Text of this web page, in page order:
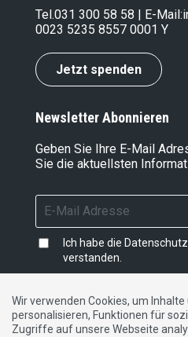
Tel.031 300 58 58 | E-Mail:
0023 5235 8557 0001 Y
Jetzt spenden
Newsletter Abonnieren
Geben Sie Ihre E-Mail
Sie die aktuellsten
Ich habe die
verstanden.
Impressum |
Wir verwenden Cookies, um
personalisieren, Funktionen für
Zugriffe auf unsere Webseite